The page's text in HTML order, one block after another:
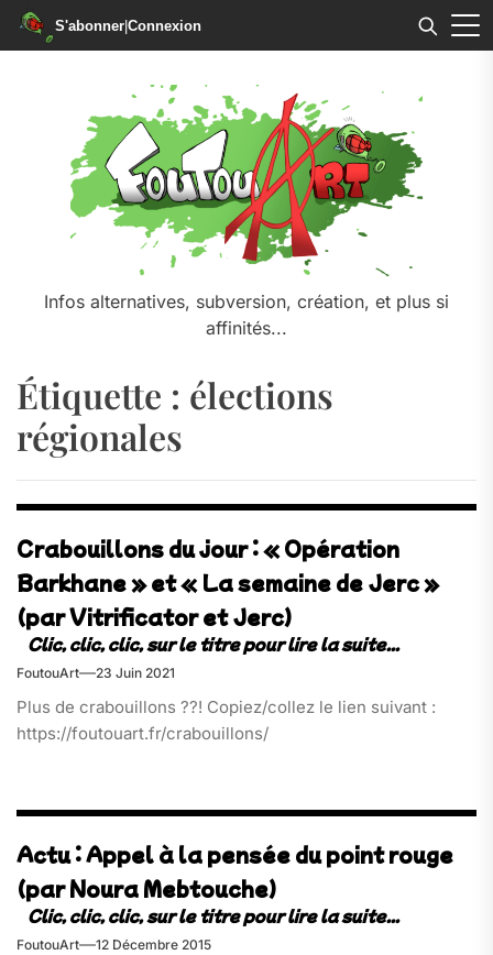
S'abonner|Connexion
Infos alternatives, subversion, création, et plus si
affinités...
Étiquette : élections
régionales
Crabouillons du jour : « Opération
Barkhane » et « La semaine de Jerc »
(par Vitrificator et Jerc)
FoutouArt 23 Juin 2021
Plus de crabouillons ??! Copiez/collez le lien suivant :
https://foutouart.fr/crabouillons/
Actu : Appel à la pensée du point rouge
(par Noura Mebtouche)
FoutouArt 12 Décembre 2015